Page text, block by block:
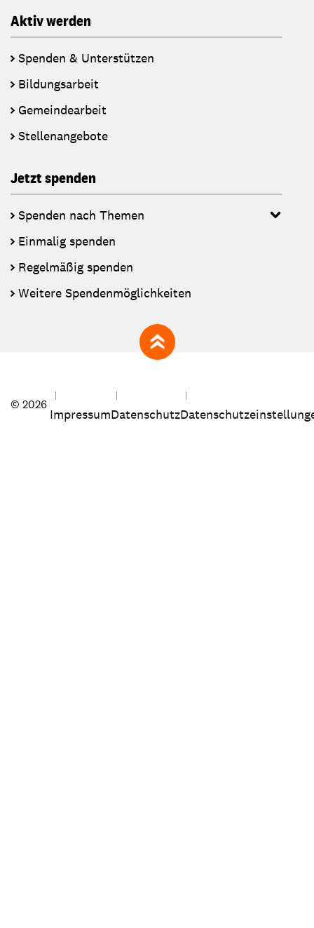
Aktiv werden
Spenden & Unterstützen
Bildungsarbeit
Gemeindearbeit
Stellenangebote
Jetzt spenden
Spenden nach Themen
Einmalig spenden
Regelmäßig spenden
Weitere Spendenmöglichkeiten
zum Seitenanfang
© 2026
ImpressumDatenschutz